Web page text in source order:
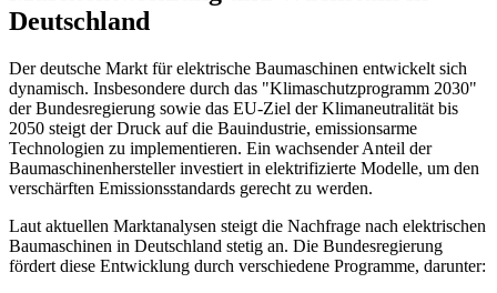
Deutschland
Der deutsche Markt für elektrische Baumaschinen entwickelt sich
dynamisch. Insbesondere durch das "Klimaschutzprogramm 2030"
der Bundesregierung sowie das EU-Ziel der Klimaneutralität bis
2050 steigt der Druck auf die Bauindustrie, emissionsarme
Technologien zu implementieren. Ein wachsender Anteil der
Baumaschinenhersteller investiert in elektrifizierte Modelle, um den
verschärften Emissionsstandards gerecht zu werden.
Laut aktuellen Marktanalysen steigt die Nachfrage nach elektrischen
Baumaschinen in Deutschland stetig an. Die Bundesregierung
fördert diese Entwicklung durch verschiedene Programme, darunter: